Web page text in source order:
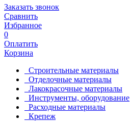
Заказать звонок
Сравнить
Избранное
0
Оплатить
Корзина
Строительные материалы
Отделочные материалы
Лакокрасочные материалы
Инструменты, оборудование
Расходные материалы
Крепеж